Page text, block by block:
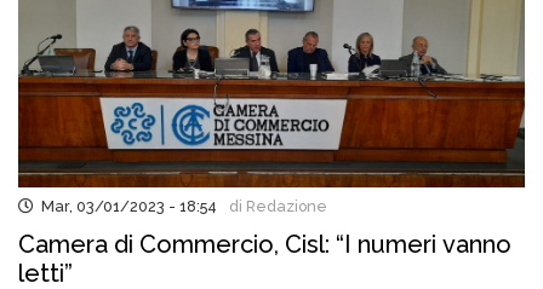
Mar, 03/01/2023 - 18:54 di Redazione
Camera di Commercio, Cisl: “I numeri vanno
letti”